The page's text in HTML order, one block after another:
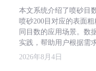
本文系统介绍了喷砂目
喷砂200目对应的表面
同目数的应用场景。数
实践，帮助用户根据需
2026年8月4日